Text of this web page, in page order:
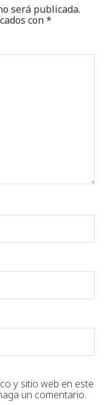
será publicada.
con*
y sitio web en este
un comentario.